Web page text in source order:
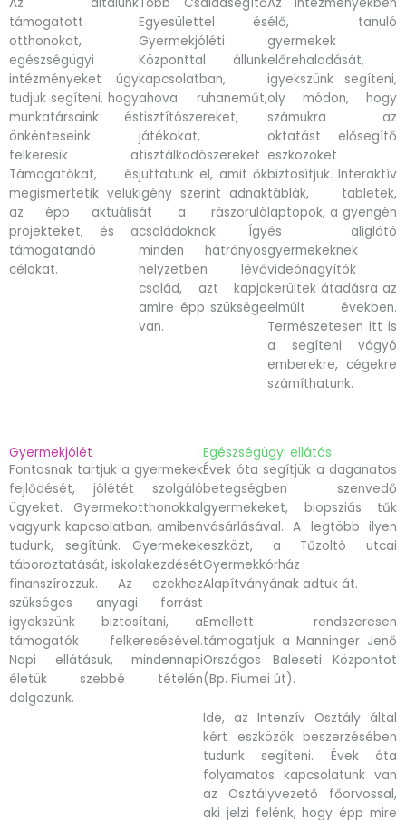
támogatott
otthonokat,
egészségügyi
intézményeket úgy
tudjuk segíteni, hogy
munkatársaink és
önkénteseink
felkeresik a
Támogatókat, és
megismertetik velük
az épp aktuális
projekteket, és a
támogatandó
célokat.
Egyesülettel és
Gyermekjóléti
Központtal állunk
kapcsolatban,
ahova ruhaneműt,
tisztítószereket,
játékokat,
tisztálkodószereket
juttatunk el, amit ők
igény szerint adnak
át a rászoruló
családoknak. Így
minden hátrányos
helyzetben lévő
család, azt kapja
amire épp szüksége
van.
élő, tanuló
gyermekek
előrehaladását,
igyekszünk segíteni,
oly módon, hogy
számukra az
oktatást elősegítő
eszközöket
biztosítjuk. Interaktív
táblák, tabletek,
laptopok, a gyengén
és aliglátó
gyermekeknek
videónagyítók
kerültek átadásra az
elmúlt években.
Természetesen itt is
a segíteni vágyó
emberekre, cégekre
számíthatunk.
Gyermekjólét
Fontosnak tartjuk a gyermekek
fejlődését, jólétét szolgáló
ügyeket. Gyermekotthonokkal
vagyunk kapcsolatban, amiben
tudunk, segítünk. Gyermekek
táboroztatását, iskolakezdését
finanszírozzuk. Az ezekhez
szükséges anyagi forrást
igyekszünk biztosítani, a
támogatók felkeresésével.
Napi ellátásuk, mindennapi
életük szebbé tételén
dolgozunk.
Egészségügyi ellátás
Évek óta segítjük a daganatos
betegségben szenvedő
gyermekeket, biopsziás tűk
vásárlásával. A legtöbb ilyen
eszközt, a Tűzoltó utcai
Gyermekkórház
Alapítványának adtuk át.
Emellett rendszeresen
támogatjuk a Manninger Jenő
Országos Baleseti Központot
(Bp. Fiumei út).
Ide, az Intenzív Osztály által
kért eszközök beszerzésében
tudunk segíteni. Évek óta
folyamatos kapcsolatunk van
az Osztályvezető főorvossal,
aki jelzi felénk, hogy épp mire